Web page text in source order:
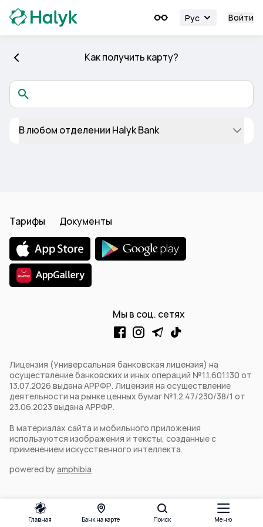
Рус Войти
Как получить карту?
В любом отделении Halyk Bank
Лицензия (Универсальная банковская лицензия) на
осуществление банковских и иных операций №1.1.601.130 от
13.07.2026 выдана АРРФР. Лицензия на осуществление
деятельности на рынке ценных бумаг №1.2.47/230/38/1 от
23.06.2023 выдана АРРФР.
В материалах сайта и мобильного приложения
используются изображения и тексты, созданные с
применением искусственного интеллекта.
powered by amphibia
Тарифы Документы
Мы в соц. сетях
Главная Банк на карте Поиск Меню